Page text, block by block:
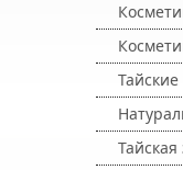
Тайская